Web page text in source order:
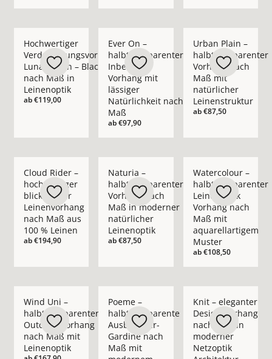
Hochwertiger
Verdunkelungsvorhang
Lunar Linen – Blackout
nach Maß in
Leinenoptik
ab€119,00
Ever On –
halbtransparenter
Inbetween
Vorhang mit
lässiger
Natürlichkeit nach
Maß
ab€97,90
Urban Plain –
halbtransparenter
Vorhang nach
Maß mit
natürlicher
Leinenstruktur
ab€87,50
Cloud Rider –
hochwertiger
blickdichter
Leinenvorhang
nach Maß aus
100 % Leinen
ab€194,90
Naturia –
halbtransparenter
Vorhang nach
Maß in moderner
natürlicher
Leinenoptik
ab€87,50
Watercolour –
halbtransparenter
Leinenoptik
Vorhang nach
Maß mit
aquarellartigem
Muster
ab€108,50
Wind Uni –
halbtransparenter
Outdoor-Vorhang
nach Maß mit
Leinenoptik
Poeme –
halbtransparente
Ausbrenner-
Gardine nach
Maß mit
Knit – eleganter
Design-Vorhang
nach Maß in
moderner
Netzoptik